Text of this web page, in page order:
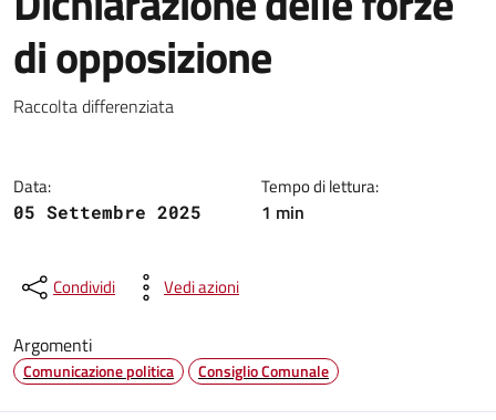
di opposizione
Dettagli della notizia
Raccolta differenziata
Data:
05 Settembre 2025
Tempo di lettura:
1 min
Condividi Vedi azioni
Argomenti
Comunicazione politica Consiglio Comunale